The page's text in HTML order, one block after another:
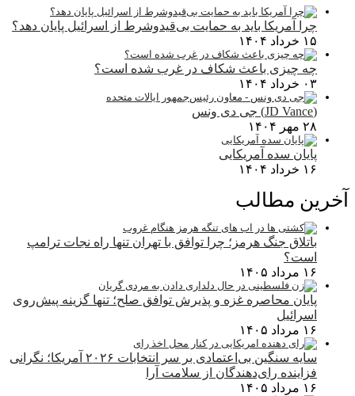
چرا آمریکا باید به حمایت بی‌قیدوشرط از اسرائیل پایان دهد؟
۱۵ خرداد ۱۴۰۴
چه چیزی باعث شکاف در غرب شده است؟
۰۳ خرداد ۱۴۰۴
(JD Vance) جی دی ونس
۲۸ مهر ۱۴۰۴
پایان سده آمریکایی
۱۶ خرداد ۱۴۰۴
آخرین مطالب
باتلاق جنگ هرمز؛ چرا توافق با تهران تنها راه نجات ترامپ
است؟
۱۶ مرداد ۱۴۰۵
پایان محاصره غزه و پذیرش توافق صلح؛ تنها گزینه پیش‌روی
اسرائیل
۱۶ مرداد ۱۴۰۵
سایه سنگین بی‌اعتمادی بر سر انتخابات ۲۰۲۶ آمریکا؛ نگرانی
فزاینده رای‌دهندگان از سلامت آرا
۱۶ مرداد ۱۴۰۵